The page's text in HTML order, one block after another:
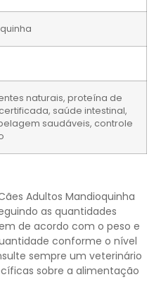
naturais, proteína de
saúde intestinal,
saudáveis, controle
Adultos Mandioquinha
as quantidades
de acordo com o peso e
conforme o nível
sempre um veterinário
sobre a alimentação